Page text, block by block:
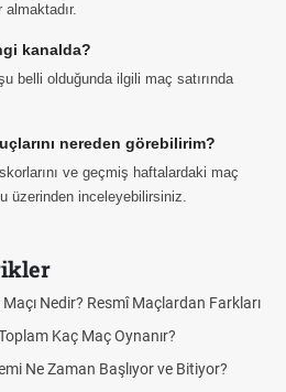
kanalda?
belli olduğunda ilgili maç satırında
nereden görebilirim?
ve geçmiş haftalardaki maç
üzerinden inceleyebilirsiniz.
Maçı Nedir? Resmî Maçlardan Farkları
Kaç Maç Oynanır?
Ne Zaman Başlıyor ve Bitiyor?